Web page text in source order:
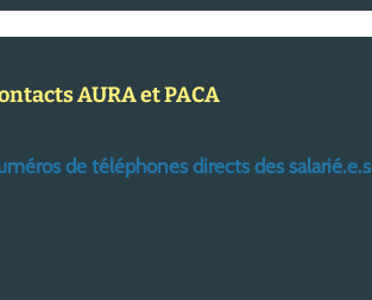
AURA et PACA
de téléphones directs des salarié.e.s